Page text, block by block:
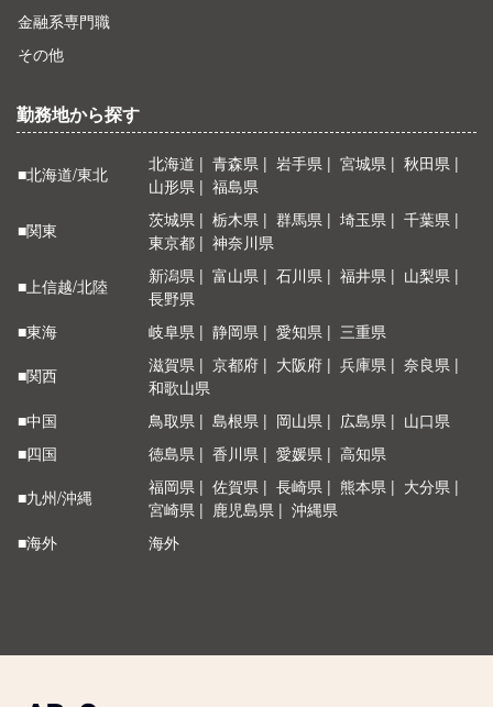
金融系専門職
その他
勤務地から探す
■北海道/東北 北海道 青森県 岩手県 宮城県
秋田県
山形県
福島県
■関東
茨城県 栃木県 群馬県 埼玉県
千葉県
東京都
神奈川県
■上信越/北陸
新潟県 富山県 石川県 福井県
山梨県
長野県
■東海
岐阜県 静岡県 愛知県
三重県
■関西
滋賀県 京都府 大阪府 兵庫県
奈良県
和歌山県
■中国
鳥取県 島根県 岡山県 広島県
山口県
■四国
徳島県 香川県 愛媛県
高知県
■九州/沖縄
福岡県 佐賀県 長崎県 熊本県
大分県
宮崎県
鹿児島県
沖縄県
■海外
海外